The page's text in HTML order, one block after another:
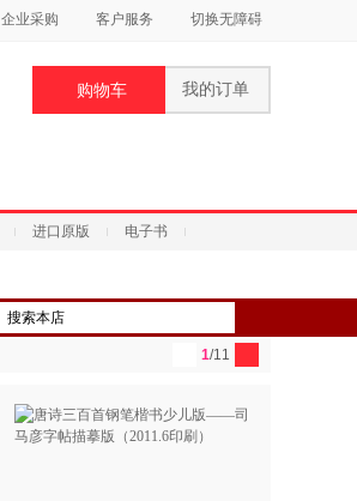
企业采购 客户服务 切换无障碍
购物车 我的订单
进口原版 电子书
1/11